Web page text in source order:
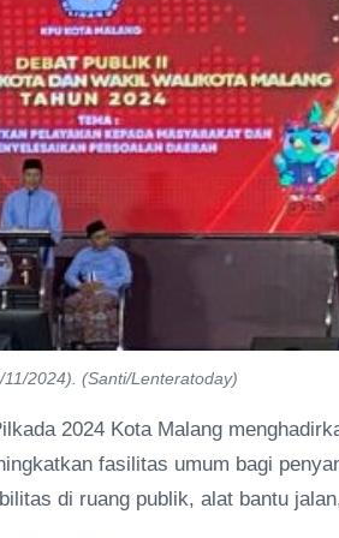
2024). (Santi/Lenteratoday)
2024 Kota Malang
fasilitas umum bagi
di ruang publik, alat bantu